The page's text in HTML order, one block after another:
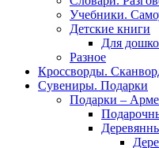
Учебники.
Детские книги
Для
Разное
Кроссворды.
Сувениры. Подарки
Подарки –